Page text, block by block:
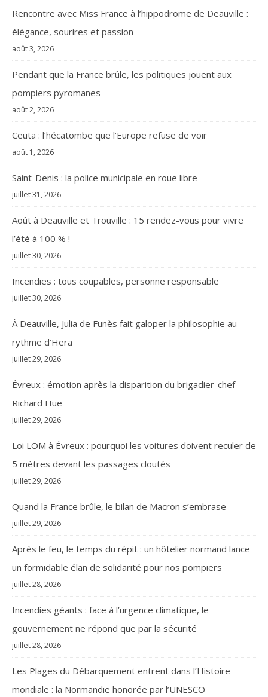
Rencontre avec Miss France à l’hippodrome de Deauville :
élégance, sourires et passion
août 3, 2026
Pendant que la France brûle, les politiques jouent aux
pompiers pyromanes
août 2, 2026
Ceuta : l’hécatombe que l’Europe refuse de voir
août 1, 2026
Saint-Denis : la police municipale en roue libre
juillet 31, 2026
Août à Deauville et Trouville : 15 rendez-vous pour vivre
l’été à 100 % !
juillet 30, 2026
Incendies : tous coupables, personne responsable
juillet 30, 2026
À Deauville, Julia de Funès fait galoper la philosophie au
rythme d’Hera
juillet 29, 2026
Évreux : émotion après la disparition du brigadier-chef
Richard Hue
juillet 29, 2026
Loi LOM à Évreux : pourquoi les voitures doivent reculer de
5 mètres devant les passages cloutés
juillet 29, 2026
Quand la France brûle, le bilan de Macron s’embrase
juillet 29, 2026
Après le feu, le temps du répit : un hôtelier normand lance
un formidable élan de solidarité pour nos pompiers
juillet 28, 2026
Incendies géants : face à l’urgence climatique, le
gouvernement ne répond que par la sécurité
juillet 28, 2026
Les Plages du Débarquement entrent dans l’Histoire
mondiale : la Normandie honorée par l’UNESCO